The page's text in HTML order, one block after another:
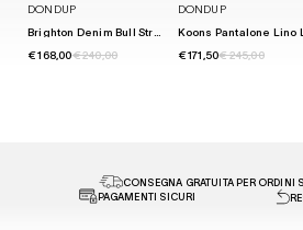
DONDUP
€ 168,00€ 240,00
DONDUP
€ 171,50€ 245,00
CONSEGNA GRATUITA PER ORDINI
PAGAMENTI SICURI